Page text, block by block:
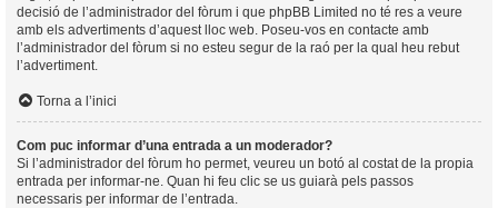
decisió de l’administrador del fòrum i que phpBB Limited no té res a veure
amb els advertiments d’aquest lloc web. Poseu-vos en contacte amb
l’administrador del fòrum si no esteu segur de la raó per la qual heu rebut
l’advertiment.
Torna a l’inici
Com puc informar d’una entrada a un moderador?
Si l’administrador del fòrum ho permet, veureu un botó al costat de la propia
entrada per informar-ne. Quan hi feu clic se us guiarà pels passos
necessaris per informar de l’entrada.